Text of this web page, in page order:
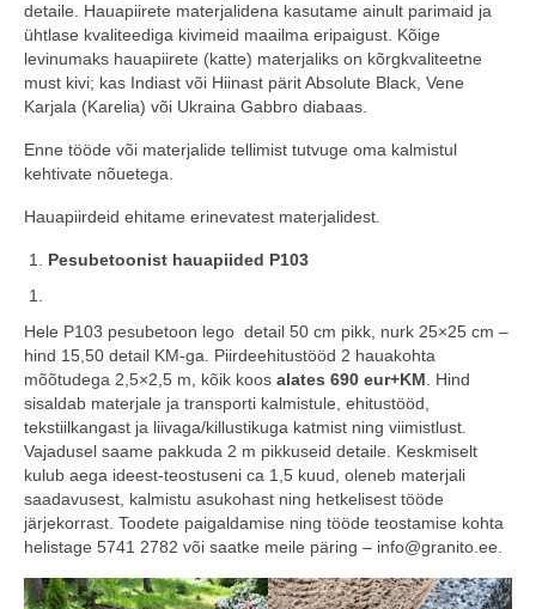
detaile. Hauapiirete materjalidena kasutame ainult parimaid ja
ühtlase kvaliteediga kivimeid maailma eripaigust. Kõige
levinumaks hauapiirete (katte) materjaliks on kõrgkvaliteetne
must kivi; kas Indiast või Hiinast pärit Absolute Black, Vene
Karjala (Karelia) või Ukraina Gabbro diabaas.
Enne tööde või materjalide tellimist tutvuge oma kalmistul
kehtivate nõuetega.
Hauapiirdeid ehitame erinevatest materjalidest.
Pesubetoonist hauapiided P103
Hele P103 pesubetoon lego detail 50 cm pikk, nurk 25×25 cm –
hind 15,50 detail KM-ga. Piirdeehitustööd 2 hauakohta
mõõtudega 2,5×2,5 m, kõik koos alates 690 eur+KM . Hind
sisaldab materjale ja transporti kalmistule, ehitustööd,
tekstiilkangast ja liivaga/killustikuga katmist ning viimistlust.
Vajadusel saame pakkuda 2 m pikkuseid detaile. Keskmiselt
kulub aega ideest-teostuseni ca 1,5 kuud, oleneb materjali
saadavusest, kalmistu asukohast ning hetkelisest tööde
järjekorrast. Toodete paigaldamise ning tööde teostamise kohta
helistage 5741 2782 või saatke meile päring – info@granito.ee.